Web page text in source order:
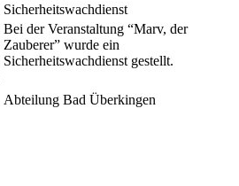
Sicherheitswachdienst
Bei der Veranstaltung “Marv, der
Zauberer” wurde ein
Sicherheitswachdienst gestellt.
Abteilung Bad Überkingen